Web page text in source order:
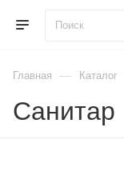
Главная — Каталог
Санитар